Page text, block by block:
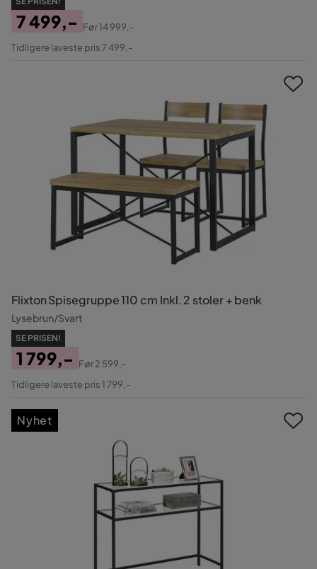
Pris
7 499,-
Original
Før14 999,-
Tidligere laveste pris 7 499,-
Flixton Spisegruppe 110 cm Inkl. 2 stoler + benk
Lysebrun/Svart
SE PRISEN!
Pris
1 799,-
Original
Før2 599,-
Tidligere laveste pris 1 799,-
Nyhet